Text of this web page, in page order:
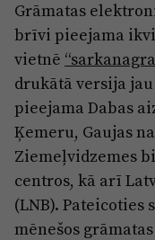
Grāmatas
brīvi pieejama
vietnē
drukātā versija
pieejama Dabas
Ķemeru, Gaujas
Ziemeļvidzemes
centros, kā arī
(LNB). Pateicoties
mēnešos